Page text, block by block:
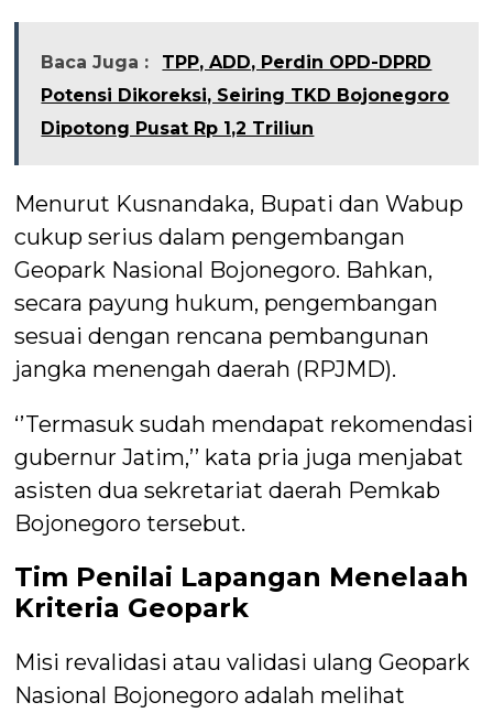
Baca Juga :
TPP, ADD, Perdin OPD-DPRD
Potensi Dikoreksi, Seiring TKD Bojonegoro
Dipotong Pusat Rp 1,2 Triliun
Menurut Kusnandaka, Bupati dan Wabup
cukup serius dalam pengembangan
Geopark Nasional Bojonegoro. Bahkan,
secara payung hukum, pengembangan
sesuai dengan rencana pembangunan
jangka menengah daerah (RPJMD).
‘’Termasuk sudah mendapat rekomendasi
gubernur Jatim,’’ kata pria juga menjabat
asisten dua sekretariat daerah Pemkab
Bojonegoro tersebut.
Tim Penilai Lapangan Menelaah
Kriteria Geopark
Misi revalidasi atau validasi ulang Geopark
Nasional Bojonegoro adalah melihat